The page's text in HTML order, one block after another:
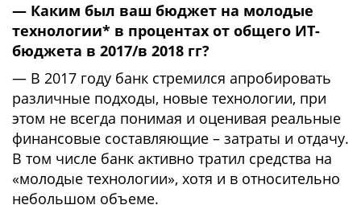
— Каким был ваш бюджет на молодые
технологии* в процентах от общего ИТ-
бюджета в 2017/в 2018 гг?
— В 2017 году банк стремился апробировать
различные подходы, новые технологии, при
этом не всегда понимая и оценивая реальные
финансовые составляющие – затраты и отдачу.
В том числе банк активно тратил средства на
«молодые технологии», хотя и в относительно
небольшом объеме.